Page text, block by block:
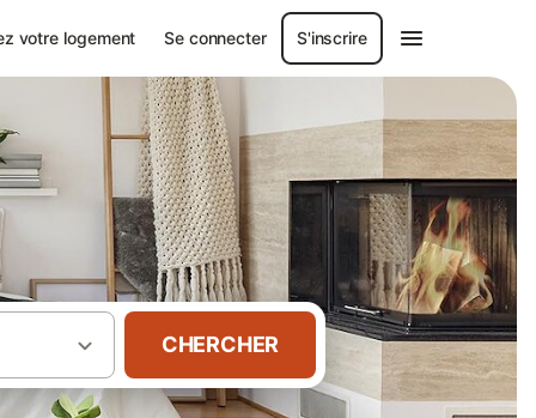
votre logement Se connecter S'inscrire
CHERCHER